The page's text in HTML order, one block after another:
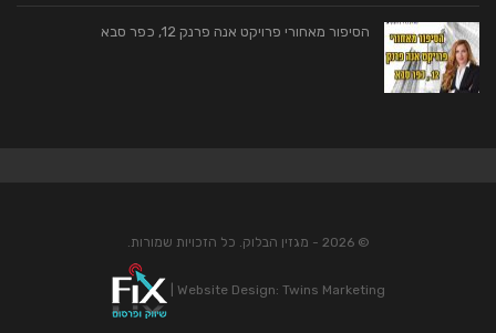
הסיפור מאחורי פרויקט אנה פרנק 12, כפר סבא
© 2026 - מגזין הבלוק. כל הזכויות שמורות.
Website Design: Twins Marketing